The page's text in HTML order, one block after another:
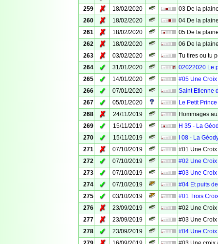
259
✗ 18/02/2020
03 De la
260
✗ 18/02/2020
04 De la
261
✗ 18/02/2020
05 De la
262
✗ 18/02/2020
06 De la
263
✗ 03/02/2020
Tu tires ou tu
264
✓ 31/01/2020
02022020 Le
265
✓ 14/01/2020
#05 Une Croix
266
✓ 07/01/2020
Saint Etienne
267
✓ 05/01/2020
Le Petit Prince
268
✗ 24/11/2019
Hommages
269
✓ 15/11/2019
H 35 - La
270
✓ 15/11/2019
I 08 - La
271
✗ 07/10/2019
#01 Une Croix
272
✓ 07/10/2019
#02 Une Croix
273
✓ 07/10/2019
#03 Une Croix
274
✓ 07/10/2019
#04 Et puits
275
✓ 03/10/2019
#01 Trois
276
✗ 23/09/2019
#02 Une
277
✗ 23/09/2019
#03 Une
278
✓ 23/09/2019
#04 Une